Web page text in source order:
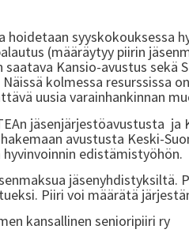
hoidetaan syyskokouksessa
(määräytyy piirin
saatava Kansio-avustus sekä
kolmessa resurssissa
uusia varainhankinnan
jäsenjärjestöavustusta
avustusta Keski-
edistämistyöhön.
Piiri voi määrätä
kansallinen senioripiiri ry